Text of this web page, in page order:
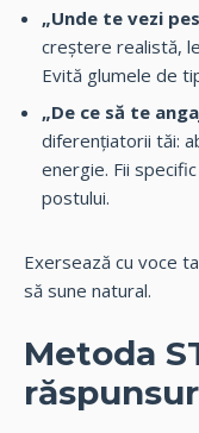
„Unde te vezi
creștere realistă,
Evită glumele de
„De ce să te
diferențiatorii tăi:
energie. Fii
postului.
Exersează cu voce
să sune natural.
Metoda